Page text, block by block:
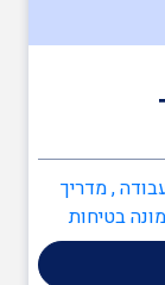
, מדריך
בטיחות
בניין ,
לטופס 4 או גמר בניה , ממונה